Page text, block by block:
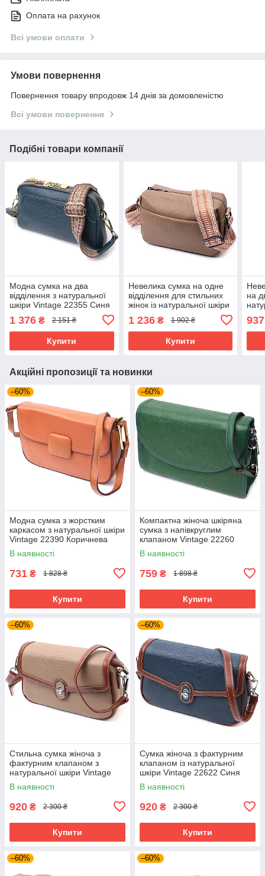
Оплата на рахунок
Всі умови оплати
Умови повернення
Повернення товару впродовж 14 днів за домовленістю
Всі умови повернення
Подібні товари компанії
Модна сумка на два
відділення з натуральної
шкіри Vintage 22355 Синя
1 376 ₴ 2 151 ₴
Купити
Невелика сумка на одне
відділення для стильних
жінок із натуральної шкіри
1 236₴ 1 902 ₴
Купити
на
937
Акційні пропозиції та новинки
–60%
Модна сумка з жорстким
каркасом з натуральної шкіри
Vintage 22390 Коричнева
В наявності
731 ₴ 1 828 ₴
Купити
–60%
Компактна жіноча шкіряна
сумка з напівкруглим
клапаном Vintage 22260
Зелена
В наявності
759 ₴ 1 898 ₴
Купити
–60%
Стильна сумка жіноча з
фактурним клапаном з
натуральної шкіри Vintage
22620 Бежева
В наявності
920 ₴ 2 300 ₴
Купити
–60%
Сумка жіноча з фактурним
клапаном із натуральної
шкіри Vintage 22622 Синя
В наявності
920 ₴ 2 300 ₴
Купити
–60% –60%